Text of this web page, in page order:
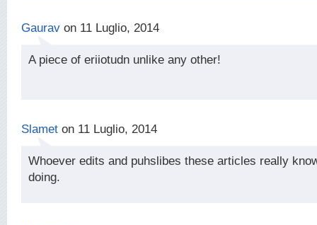
Gaurav on 11 Luglio, 2014
A piece of eriiotudn unlike any other!
Slamet on 11 Luglio, 2014
Whoever edits and puhslibes these articles really
doing.